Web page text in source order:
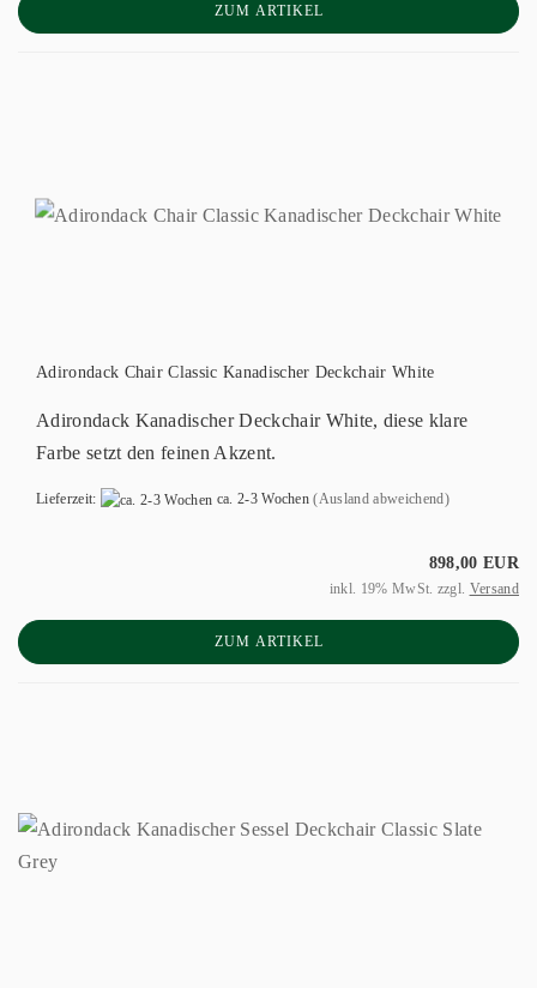
ZUM ARTIKEL
Adirondack Chair Classic Kanadischer Deckchair White
Adirondack Kanadischer Deckchair White, diese klare
Farbe setzt den feinen Akzent.
Lieferzeit: ca. 2-3 Wochen (Ausland abweichend)
898,00 EUR
inkl. 19% MwSt. zzgl. Versand
ZUM ARTIKEL